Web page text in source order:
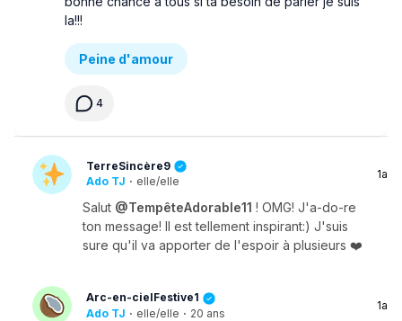
la!!!
Peine d'amour
4
TerreSincère9
Ado TJ · elle/elle
1a
Salut @TempêteAdorable11 ! OMG! J'a-do-re
ton message! Il est tellement inspirant:) J'suis
sure qu'il va apporter de l'espoir à plusieurs ❤️
Arc-en-cielFestive1
Ado TJ · elle/elle · 20 ans
1a